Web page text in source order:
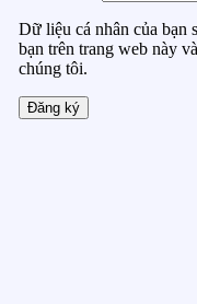
Dữ liệu cá nhân của bạn
bạn trên trang web này
chúng tôi.
Đăng ký